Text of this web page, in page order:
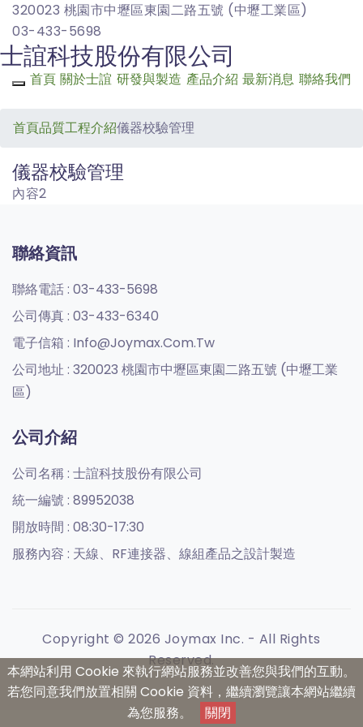
320023 桃園市中壢區東園二路五號 (中壢工業區)
03-433-5698
士誼科技股份有限公司
Toggle navigation
首頁 關於士誼 研發與製造 產品介紹 最新消息 聯絡我們
首頁品質工程介紹儀器校驗管理
儀器校驗管理
內容2
聯絡資訊
聯絡電話 : 03-433-5698
公司傳真 : 03-433-6340
電子信箱 : Info@joymax.com.tw
公司地址 : 320023 桃園市中壢區東園二路五號 (中壢工業
區)
公司介紹
公司名稱 : 士誼科技股份有限公司
統一編號 : 89952038
開放時間 : 08:30-17:30
服務內容 : 天線、RF連接器、線組產品之設計製造
Copyright © 2026 Joymax Inc. - All Rights
Reserved.
本網站利用 Cookie 來執行網站服務並改善您與我們的互動。
若您同意我們放置相關 Cookie 資料，繼續瀏覽讓本網站繼續
為您服務。